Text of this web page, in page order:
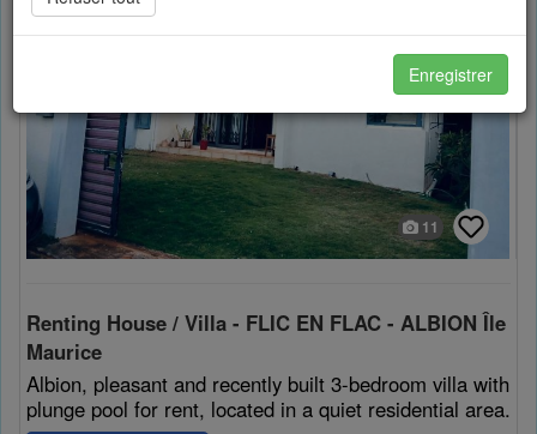
Les cookies de préférences permettent de sauvegarder
Cookies de statistiques
Les cookies de statistiques nous permettent d'améliorer
en permanance le site pour répondre au mieux à vos
attentes et de mesurer l'audience. Les statistiques de
navigation sont anonymes.
Cookies sociaux
Les cookies sociaux sont utilisés pour afficher les réseaux
sociaux afin que vous puissiez partager votre expérience
avec vos amis.
Enregistrer
11
Renting House / Villa - FLIC EN FLAC - ALBION Île
Maurice
Albion, pleasant and recently built 3-bedroom villa with
plunge pool for rent, located in a quiet residential area.